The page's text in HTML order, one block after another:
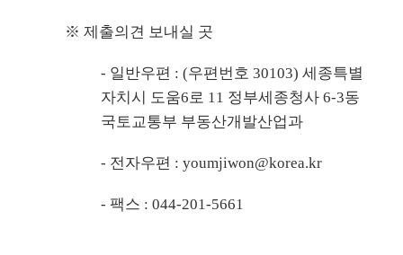
※ 제출의견 보내실 곳
- 일반우편 : (우편번호 30103) 세종특별
자치시 도움6로 11 정부세종청사 6-3동
국토교통부 부동산개발산업과
- 전자우편 : youmjiwon@korea.kr
- 팩스 : 044-201-5661